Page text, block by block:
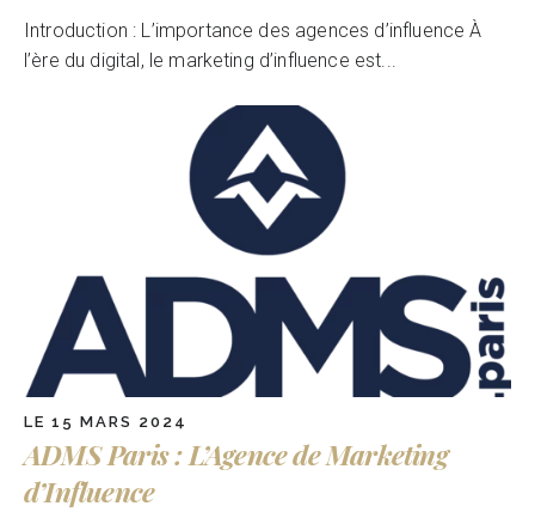
Introduction : L’importance des agences d’influence À
l’ère du digital, le marketing d’influence est...
LE 15 MARS 2024
ADMS Paris : L’Agence de Marketing
d’Influence